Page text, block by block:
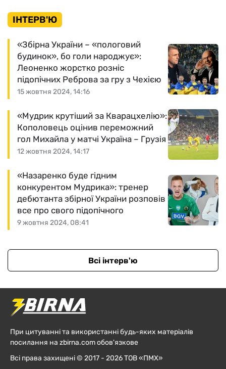
ІНТЕРВ'Ю
15 жовтня 2024, 14:16
«Збірна України – «пологовий
будинок», бо голи народжує»:
Леоненко жорстко розніс
підопічних Реброва за гру з Чехією
12 жовтня 2024, 14:17
«Мудрик крутіший за Кварацхелію»:
Кополовець оцінив переможний
гол Михайла у матчі Україна – Грузія
9 жовтня 2024, 08:41
«Назаренко буде гідним
конкурентом Мудрика»: тренер
дебютанта збірної України розповів
все про свого підопічного
Всі інтерв'ю
При цитуванні та використанні будь-яких матеріалів
посилання на zbirna.com обов'язкове
Всі права захищені © 2017 - 2026 ТОВ «ПМХ»